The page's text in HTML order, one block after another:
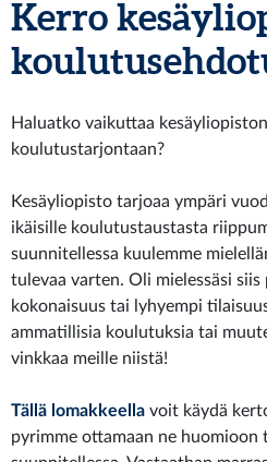
Kerro
Haluatko vaikuttaa
koulutustarjontaan?
Kesäyliopisto tarjoaa ympäri
ikäisille koulutustaustasta
suunnitellessa kuulemme
tulevaa varten. Oli mielessäsi siis
kokonaisuus tai lyhyempi
ammatillisia koulutuksia tai
vinkkaa meille niistä!
Tällä lomakkeella voit käydä
pyrimme ottamaan ne huomioon